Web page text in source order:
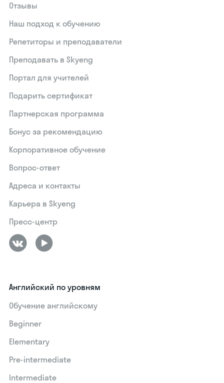
Отзывы
Наш подход к обучению
Репетиторы и преподаватели
Преподавать в Skyeng
Портал для учителей
Подарить сертификат
Партнерская программа
Бонус за рекомендацию
Корпоративное обучение
Вопрос-ответ
Адреса и контакты
Карьера в Skyeng
Пресс-центр
Английский по уровням
Обучение английскому
Beginner
Elementary
Pre-intermediate
Intermediate